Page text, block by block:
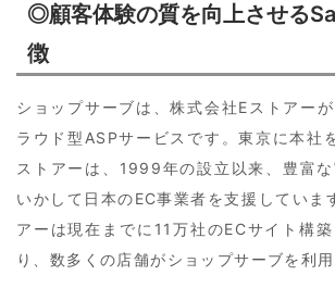
◎顧客体験の質を向上させる
徴
ショップサーブは、株式会社Eストアー
ラウド型ASPサービスです。東京に本社
ストアーは、1999年の設立以来、豊富
いかして日本のEC事業者を支援していま
アーは現在までに11万社のECサイト構
り、数多くの店舗がショップサーブを利用